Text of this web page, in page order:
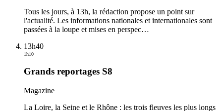
Tous les jours, à 13h, la rédaction propose un point sur
l'actualité. Les informations nationales et internationales sont
passées à la loupe et mises en perspec…
13h40
1h10
Grands reportages S8
Magazine
La Loire, la Seine et le Rhône : les trois fleuves les plus longs